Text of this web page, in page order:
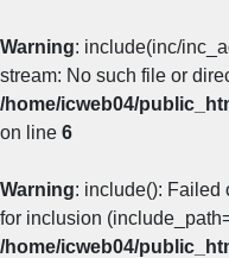
Warning: include(inc/
stream: No such file or
/home/icweb04/
on line 6
Warning: include(): Failed
for inclusion
/home/icweb04/